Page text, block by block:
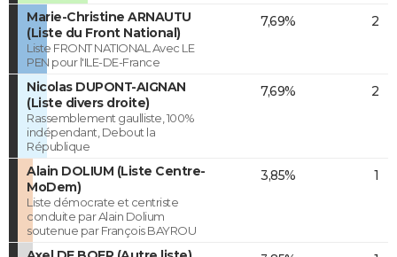
Marie-Christine ARNAUTU
(Liste du Front National)
Liste FRONT NATIONAL Avec LE
PEN pour l'ILE-DE-France
7,69% 2
Nicolas DUPONT-AIGNAN
(Liste divers droite)
Rassemblement gaulliste, 100%
indépendant, Debout la
République
7,69% 2
Alain DOLIUM (Liste Centre-
MoDem)
Liste démocrate et centriste
conduite par Alain Dolium
soutenue par François BAYROU
3,85% 1